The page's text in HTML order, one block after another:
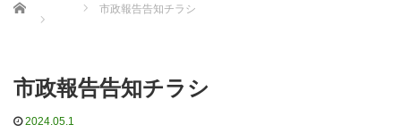
Home 市政報告告知チラシ
市政報告告知チラシ
2024.05.1